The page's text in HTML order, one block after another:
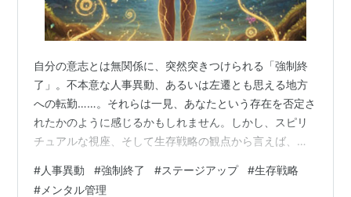
自分の意志とは無関係に、突然突きつけられる「強制終
了」。不本意な人事異動、あるいは左遷とも思える地方
への転勤……。それらは一見、あなたという存在を否定さ
れたかのように感じるかもしれません。しかし、スピリ
チュアルな視座、そして生存戦略の観点から言えば、そ
う、天からの卒業証書なのです。
#人事異動 #強制終了 #ステージアップ #生存戦略
# メンタル管理